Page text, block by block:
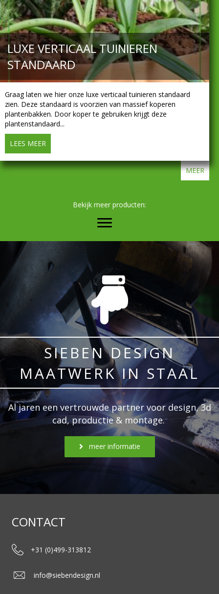
LUXE VERTICAAL TUINIEREN
STANDAARD
Graag laten we hier onze luxe verticaal tuinieren standaard
zien. Deze standaard is voorzien van massief koperen
plantenbakken. Door koper te gebruiken krijgt deze
plantenstandaard...
LEES MEER
MEER
Bekijk meer producten:
SIEBEN DESIGN
MAATWERK IN STAAL
Al jaren een vertrouwde partner voor design, 3d
cad, productie & montage.
meer informatie
CONTACT
+31 (0)499-313812
info@siebendesign.nl